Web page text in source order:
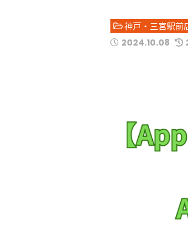
神戸・三宮駅前
2024.10.08